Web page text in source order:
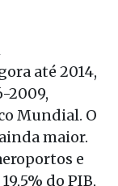
até 2014,
2009,
Mundial. O
maior.
e
do PIB,